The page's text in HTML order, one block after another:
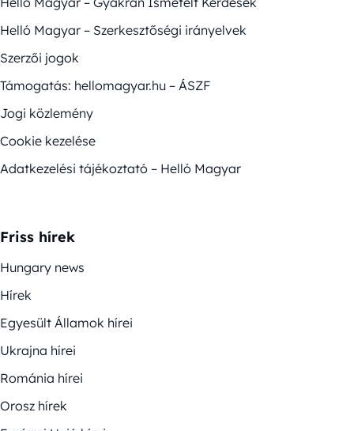
Helló Magyar – Szerkesztőségi irányelvek
Szerzői jogok
Támogatás: hellomagyar.hu – ÁSZF
Jogi közlemény
Cookie kezelése
Adatkezelési tájékoztató – Helló Magyar
Friss hírek
Hungary news
Hírek
Egyesült Államok hírei
Ukrajna hírei
Románia hírei
Orosz hírek